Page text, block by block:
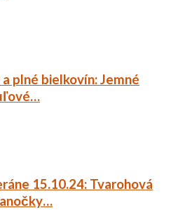
plné bielkovín: Jemné
15.10.24: Tvarohová